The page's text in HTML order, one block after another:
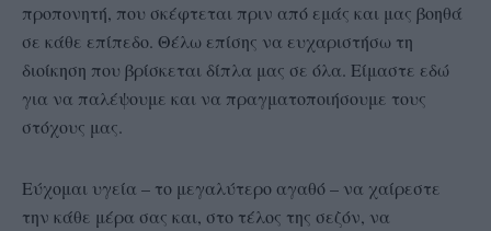
προπονητή, που σκέφτεται πριν από εμάς και μας βοηθά
σε κάθε επίπεδο. Θέλω επίσης να ευχαριστήσω τη
διοίκηση που βρίσκεται δίπλα μας σε όλα. Είμαστε εδώ
για να παλέψουμε και να πραγματοποιήσουμε τους
στόχους μας.
Εύχομαι υγεία – το μεγαλύτερο αγαθό – να χαίρεστε
την κάθε μέρα σας και, στο τέλος της σεζόν, να